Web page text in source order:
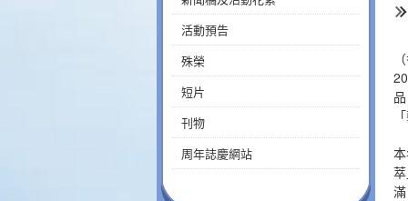
活動預告
殊榮
短片
刊物
周年誌慶網站